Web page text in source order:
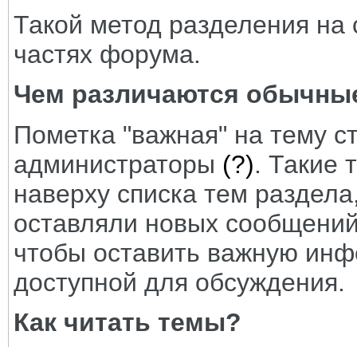
Такой метод разделения на
частях форума.
Чем различаются
Пометка "важная" на тему
администраторы (?). Такие
наверху списка тем
оставляли новых
чтобы оставить важную
доступной для обсуждения.
Как читать темы?